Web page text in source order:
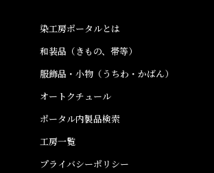
染工房ポータルとは
和装品（きもの、帯等）​
服飾品・小物​（うちわ・かばん）
オートクチュール
ポータル内製品検索
工房一覧
プライバシーポリシー